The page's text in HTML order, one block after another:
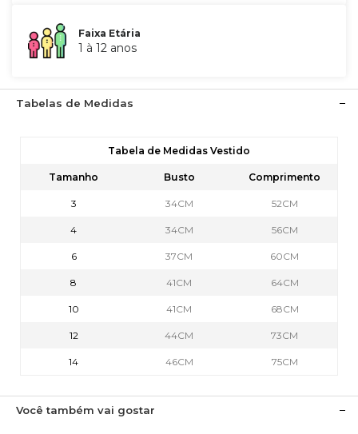
Faixa Etária
1 à 12 anos
Tabelas de Medidas
Tabela de Medidas Vestido
Tamanho Busto Comprimento
3 34CM 52CM
4 34CM 56CM
6 37CM 60CM
8 41CM 64CM
10 41CM 68CM
12 44CM 73CM
14 46CM 75CM
Você também vai gostar